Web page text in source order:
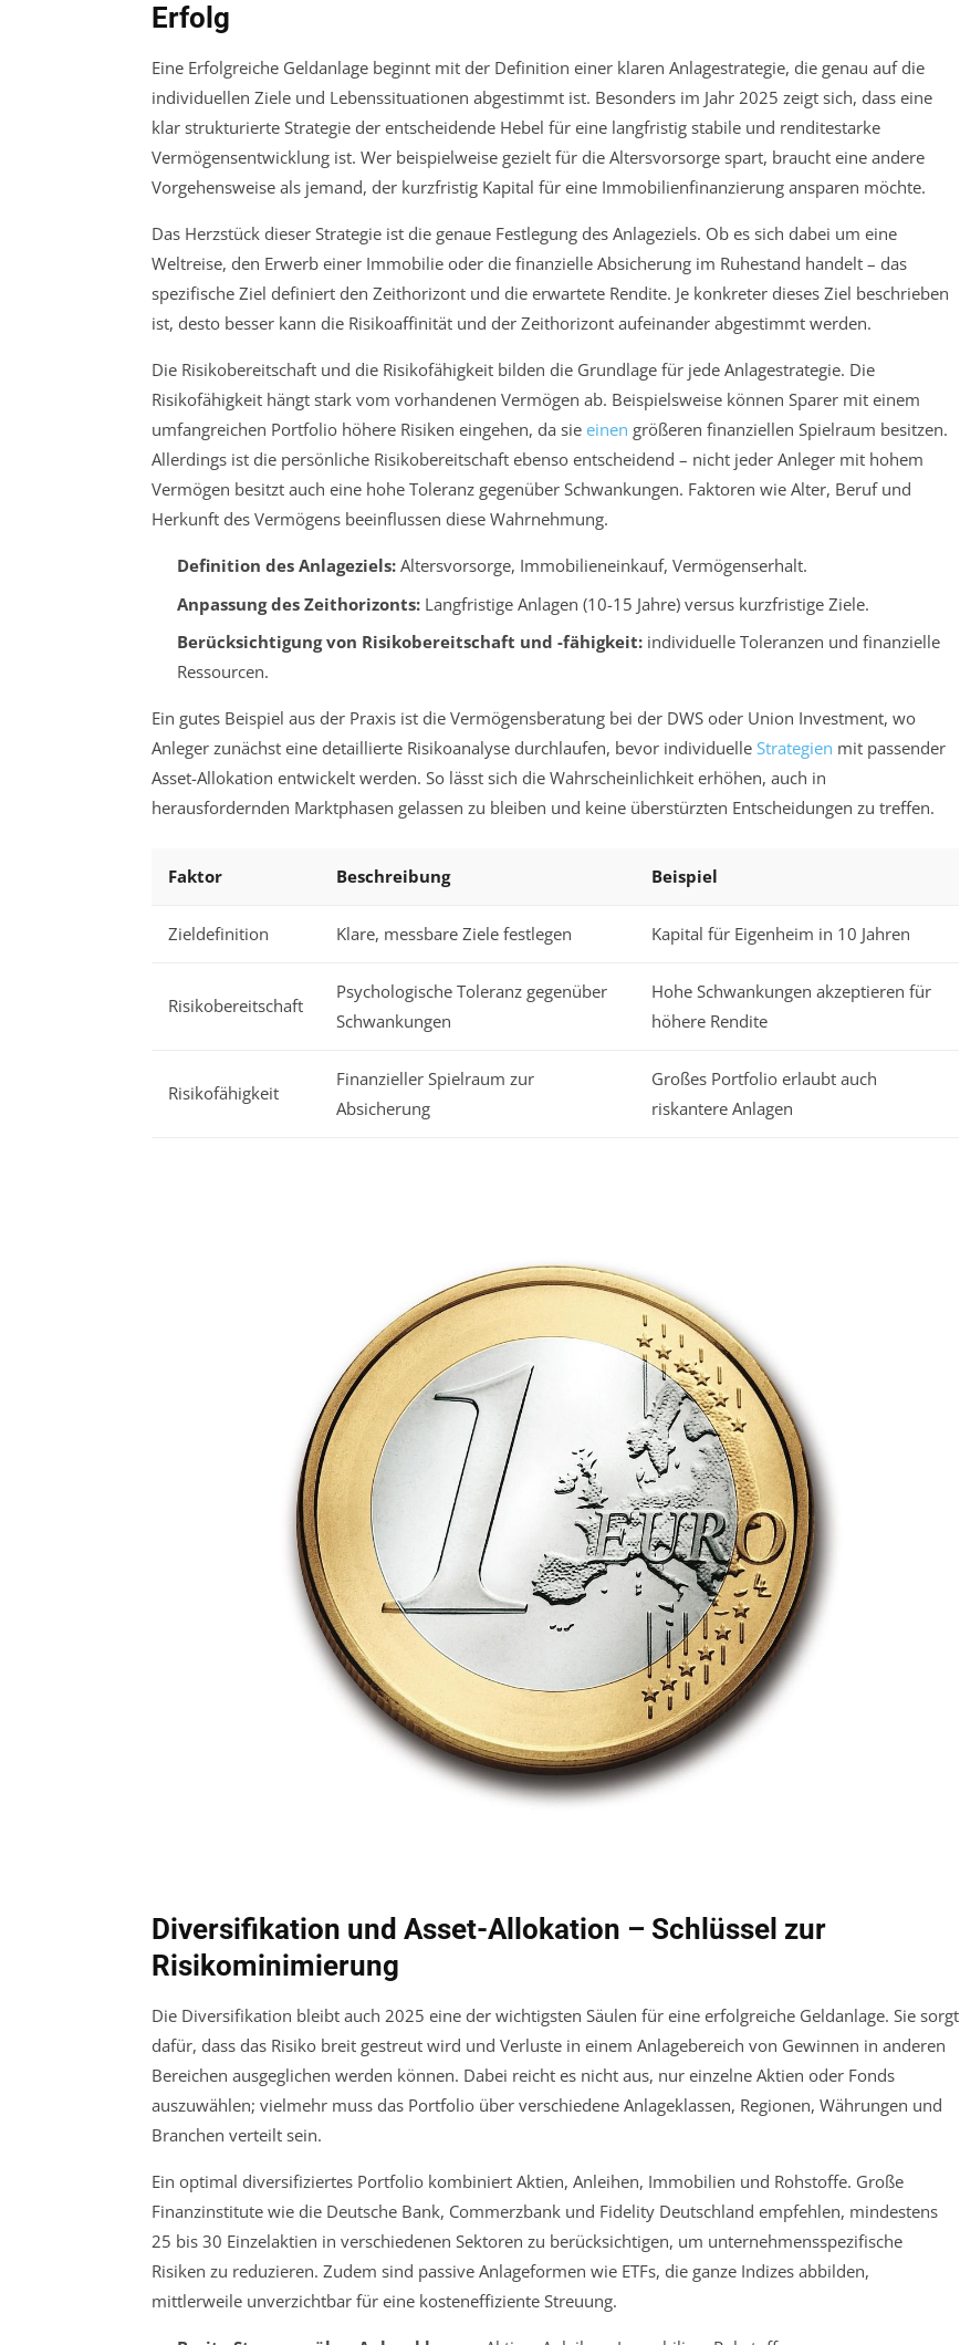
Erfolg
Eine Erfolgreiche Geldanlage beginnt mit der Definition einer klaren Anlagestrategie, die genau auf die
individuellen Ziele und Lebenssituationen abgestimmt ist. Besonders im Jahr 2025 zeigt sich, dass eine
klar strukturierte Strategie der entscheidende Hebel für eine langfristig stabile und renditestarke
Vermögensentwicklung ist. Wer beispielweise gezielt für die Altersvorsorge spart, braucht eine andere
Vorgehensweise als jemand, der kurzfristig Kapital für eine Immobilienfinanzierung ansparen möchte.
Das Herzstück dieser Strategie ist die genaue Festlegung des Anlageziels. Ob es sich dabei um eine
Weltreise, den Erwerb einer Immobilie oder die finanzielle Absicherung im Ruhestand handelt – das
spezifische Ziel definiert den Zeithorizont und die erwartete Rendite. Je konkreter dieses Ziel beschrieben
ist, desto besser kann die Risikoaffinität und der Zeithorizont aufeinander abgestimmt werden.
Die Risikobereitschaft und die Risikofähigkeit bilden die Grundlage für jede Anlagestrategie. Die
Risikofähigkeit hängt stark vom vorhandenen Vermögen ab. Beispielsweise können Sparer mit einem
umfangreichen Portfolio höhere Risiken eingehen, da sie einen größeren finanziellen Spielraum besitzen.
Allerdings ist die persönliche Risikobereitschaft ebenso entscheidend – nicht jeder Anleger mit hohem
Vermögen besitzt auch eine hohe Toleranz gegenüber Schwankungen. Faktoren wie Alter, Beruf und
Herkunft des Vermögens beeinflussen diese Wahrnehmung.
Definition des Anlageziels:Altersvorsorge, Immobilieneinkauf, Vermögenserhalt.
Anpassung des Zeithorizonts:Langfristige Anlagen (10-15 Jahre) versus kurzfristige Ziele.
Berücksichtigung von Risikobereitschaft und -fähigkeit:individuelle Toleranzen und finanzielle
Ressourcen.
Ein gutes Beispiel aus der Praxis ist die Vermögensberatung bei der DWS oder Union Investment, wo
Anleger zunächst eine detaillierte Risikoanalyse durchlaufen, bevor individuelle Strategien mit passender
Asset-Allokation entwickelt werden. So lässt sich die Wahrscheinlichkeit erhöhen, auch in
herausfordernden Marktphasen gelassen zu bleiben und keine überstürzten Entscheidungen zu treffen.
Faktor Beschreibung Beispiel
Zieldefinition Klare, messbare Ziele festlegen Kapital für Eigenheim in 10 Jahren
Risikobereitschaft
Psychologische Toleranz gegenüber
Schwankungen
Hohe Schwankungen akzeptieren für
höhere Rendite
Risikofähigkeit
Finanzieller Spielraum zur
Absicherung
Großes Portfolio erlaubt auch
riskantere Anlagen
Diversifikation und Asset-Allokation – Schlüssel zur
Risikominimierung
Die Diversifikation bleibt auch 2025 eine der wichtigsten Säulen für eine erfolgreiche Geldanlage. Sie sorgt
dafür, dass das Risiko breit gestreut wird und Verluste in einem Anlagebereich von Gewinnen in anderen
Bereichen ausgeglichen werden können. Dabei reicht es nicht aus, nur einzelne Aktien oder Fonds
auszuwählen; vielmehr muss das Portfolio über verschiedene Anlageklassen, Regionen, Währungen und
Branchen verteilt sein.
Ein optimal diversifiziertes Portfolio kombiniert Aktien, Anleihen, Immobilien und Rohstoffe. Große
Finanzinstitute wie die Deutsche Bank, Commerzbank und Fidelity Deutschland empfehlen, mindestens
25 bis 30 Einzelaktien in verschiedenen Sektoren zu berücksichtigen, um unternehmensspezifische
Risiken zu reduzieren. Zudem sind passive Anlageformen wie ETFs, die ganze Indizes abbilden,
mittlerweile unverzichtbar für eine kosteneffiziente Streuung.